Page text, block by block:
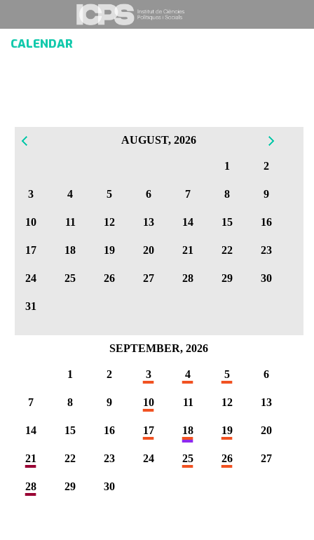
CALENDAR
AUGUST, 2026
1 2
3 4 5 6 7 8 9
10 11 12 13 14 15 16
17 18 19 20 21 22 23
24 25 26 27 28 29 30
31
SEPTEMBER, 2026
1 2 3 4 5 6
7 8 9 10 11 12 13
14 15 16 17 18 19 20
21 22 23 24 25 26 27
28 29 30